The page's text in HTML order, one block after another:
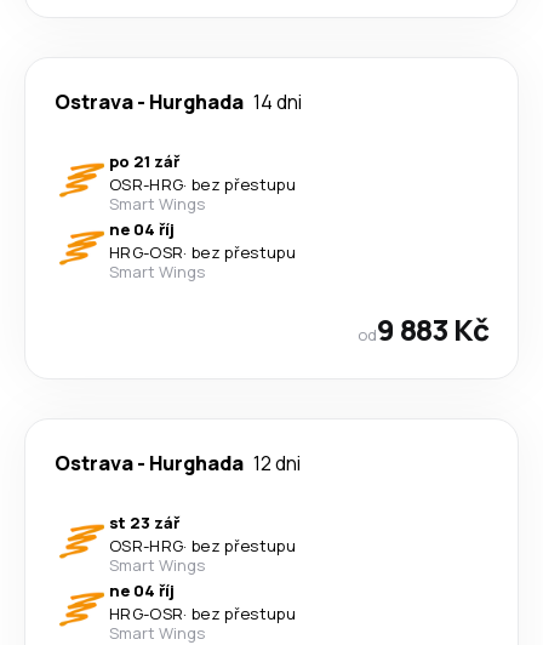
Ostrava- Hurghada 14 dni
po 21 zář
OSR-HRG· bez přestupu
Smart Wings
ne 04 říj
HRG-OSR· bez přestupu
Smart Wings
od9 883 Kč
Ostrava- Hurghada 12 dni
st 23 zář
OSR-HRG· bez přestupu
Smart Wings
ne 04 říj
HRG-OSR· bez přestupu
Smart Wings